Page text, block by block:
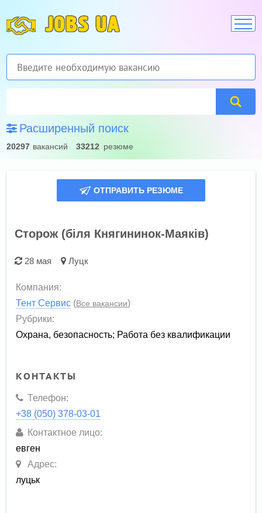
JOBS UA
Расширенный поиск
20297 вакансий 33212 резюме
ОТПРАВИТЬ РЕЗЮМЕ
Сторож (біля Княгининок-Маяків)
28 мая Луцк
Компания:
Тент Сервис (Все вакансии)
Рубрики:
Охрана, безопасность; Работа без квалификации
КОНТАКТЫ
Телефон:
+38 (050) 378-03-01
Контактное лицо:
евген
Адрес:
луцьк